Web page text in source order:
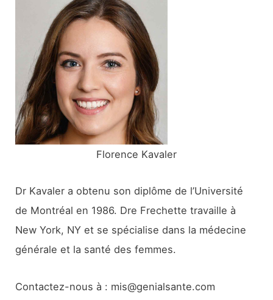
:
Florence Kavaler
Dr Kavaler a obtenu son diplôme de l’Université
de Montréal en 1986. Dre Frechette travaille à
New York, NY et se spécialise dans la médecine
générale et la santé des femmes.
Contactez-nous à : mis@genialsante.com